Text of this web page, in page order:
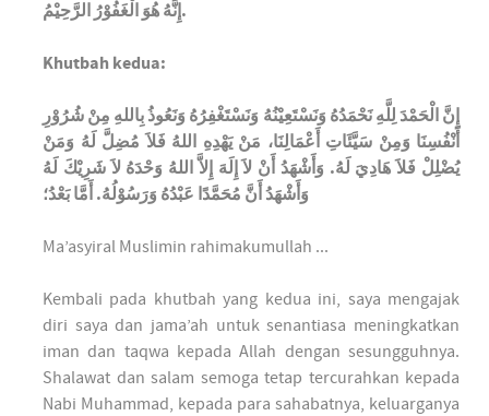
إِنَّهُ هُوَ الْغَفُوْرُ الرَّحِيْمُ.
Khutbah kedua:
إِنَّ الْحَمْدَ لِلَّهِ نَحْمَدُهُ وَنَسْتَعِيْنُهُ وَنَسْتَغْفِرُهُ وَنَعُوذُ بِاللهِ مِنْ شُرُوْرِ
أَنْفُسِنَا وَمِنْ سَيَّئَاتِ أَعْمَالِنَا، مَنْ يَهْدِهِ اللهُ فَلاَ مُضِلَّ لَهُ وَمَنْ
يُضْلِلْ فَلاَ هَادِيَ لَهُ. وَأَشْهَدُ أَنْ لاَ إِلَهَ إِلاَّ اللهُ وَحْدَهُ لاَ شَرِيْكَ لَهُ
وَأَشْهَدُ أَنَّ مُحَمَّدًا عَبْدُهُ وَرَسُوْلُهُ. أَمَّا بَعْدُ؛
Ma’asyiral Muslimin rahimakumullah ...
Kembali pada khutbah yang kedua ini, saya mengajak
diri saya dan jama’ah untuk senantiasa meningkatkan
iman dan taqwa kepada Allah dengan sesungguhnya.
Shalawat dan salam semoga tetap tercurahkan kepada
Nabi Muhammad, kepada para sahabatnya, keluarganya